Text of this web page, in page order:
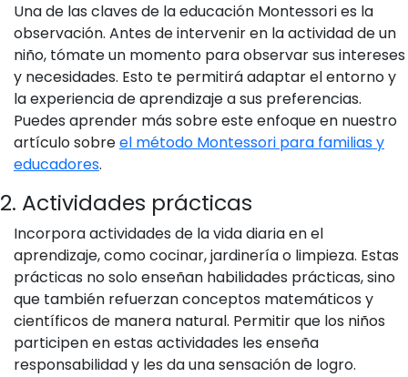
Una de las claves de la educación Montessori es la
observación. Antes de intervenir en la actividad de un
niño, tómate un momento para observar sus intereses
y necesidades. Esto te permitirá adaptar el entorno y
la experiencia de aprendizaje a sus preferencias.
Puedes aprender más sobre este enfoque en nuestro
artículo sobreel método Montessori para familias y
educadores.
2. Actividades prácticas
Incorpora actividades de la vida diaria en el
aprendizaje, como cocinar, jardinería o limpieza. Estas
prácticas no solo enseñan habilidades prácticas, sino
que también refuerzan conceptos matemáticos y
científicos de manera natural. Permitir que los niños
participen en estas actividades les enseña
responsabilidad y les da una sensación de logro.